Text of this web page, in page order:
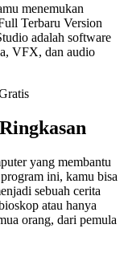
menemukan
Terbaru Version
adalah software
VFX, dan audio
yang membantu
ini, kamu bisa
sebuah cerita
atau hanya
orang, dari pemula